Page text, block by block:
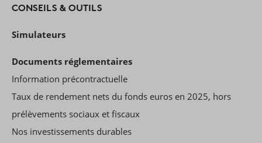
CONSEILS & OUTILS
Simulateurs
Documents réglementaires
Information précontractuelle
Taux de rendement nets du fonds euros en 2025, hors
prélèvements sociaux et fiscaux
Nos investissements durables